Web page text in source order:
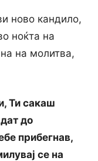
ново кандило,
ноќта на
на молитва,
Ти сакаш
до
прибегнав,
се на